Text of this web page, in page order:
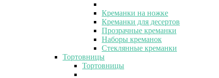
Креманки на ножке
Креманки для десертов
Прозрачные креманки
Наборы креманок
Стеклянные креманки
Тортовницы
Тортовницы